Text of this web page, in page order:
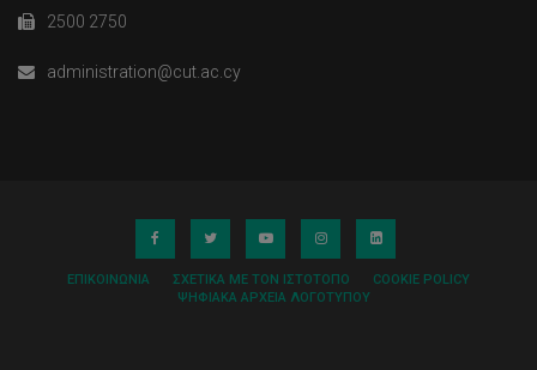
2500 2750
administration@cut.ac.cy
ΕΠΙΚΟΙΝΩΝΊΑ ΣΧΕΤΙΚΆ ΜΕ ΤΟΝ ΙΣΤΌΤΟΠΟ
COOKIE POLICY
ΨΗΦΙΑΚΆ ΑΡΧΕΊΑ ΛΟΓΌΤΥΠΟΥ